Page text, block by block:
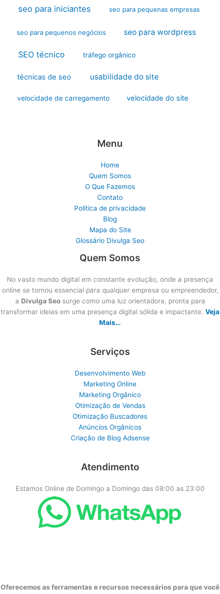
seo para iniciantes seo para pequenas empresas
seo para pequenos negócios seo para wordpress
SEO técnico tráfego orgânico
técnicas de seo usabilidade do site
velocidade de carregamento velocidade do site
Menu
Home
Quem Somos
O Que Fazemos
Contato
Política de privacidade
Blog
Mapa do Site
Glossário Divulga Seo
Quem Somos
No vasto mundo digital em constante evolução, onde a presença
online se tornou essencial para qualquer empresa ou empreendedor,
a Divulga Seosurge como uma luz orientadora, pronta para
transformar ideias em uma presença digital sólida e impactante. Veja
Mais…
Serviços
Desenvolvimento Web
Marketing Online
Marketing Orgânico
Otimização de Vendas
Otimização Buscadores
Anúncios Orgânicos
Criação de Blog Adsense
Atendimento
Estamos Online de Domingo a Domingo das 08:00 as 23:00
Oferecemos as ferramentas e recursos necessários para que você